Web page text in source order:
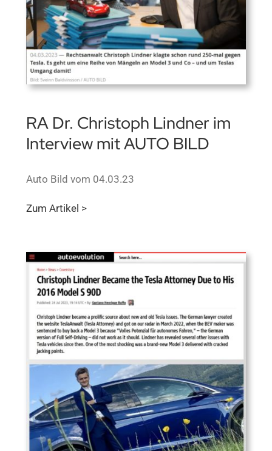
RA Dr. Christoph Lindner im
Interview mit AUTO BILD
Auto Bild vom 04.03.23
Zum Artikel >